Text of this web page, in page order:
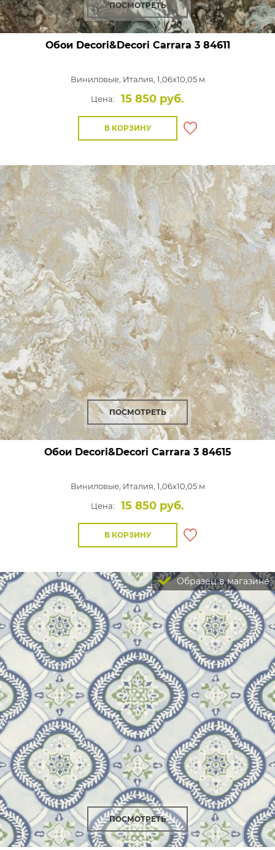
ПОСМОТРЕТЬ
Обои Decori&Decori Carrara 384611
Виниловые, Италия, 1,06x10,05 м
Цена:
15 850 руб.
В КОРЗИНУ
ПОСМОТРЕТЬ
Обои Decori&Decori Carrara 384615
Виниловые, Италия, 1,06x10,05 м
Цена:
15 850 руб.
В КОРЗИНУ
Образец в магазине
ПОСМОТРЕТЬ